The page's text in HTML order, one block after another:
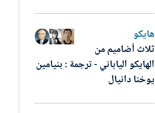
هايكو
ثلاث أضاميم من
الهايكو الياباني - ترجمة : بنيامين
يوخنا دانيال